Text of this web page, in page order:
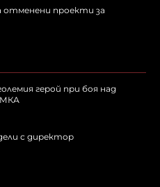
отменени проекти за
герой при боя над
с директор